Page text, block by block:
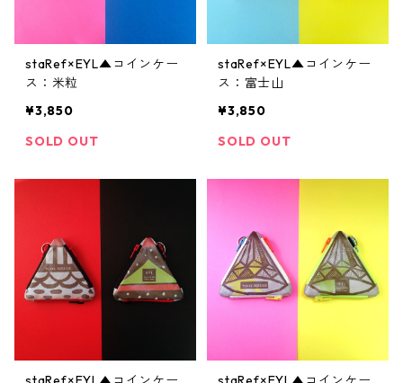
staRef×EYL▲コインケー
ス：米粒
¥3,850
SOLD OUT
staRef×EYL▲コインケー
ス：富士山
¥3,850
SOLD OUT